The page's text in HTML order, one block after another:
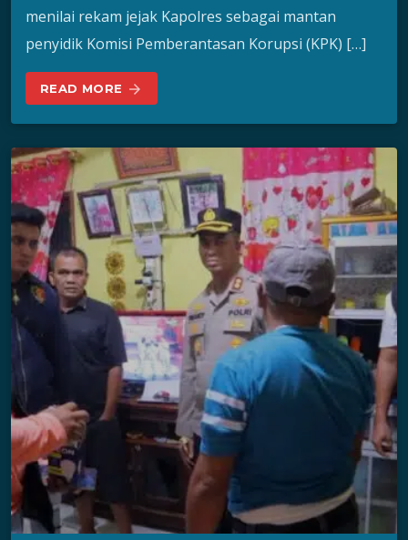
menilai rekam jejak Kapolres sebagai mantan
penyidik Komisi Pemberantasan Korupsi (KPK) […]
READ MORE arrow_forward